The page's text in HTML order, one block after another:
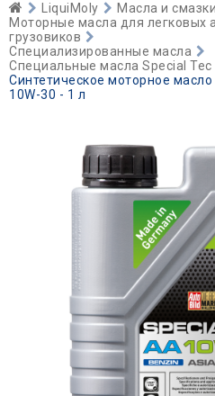
LiquiMoly
Масла и смазки
Моторные масла для легковых
грузовиков
Специализированные масла
Специальные масла Special Tec
Синтетическое моторное
10W-30 - 1 л